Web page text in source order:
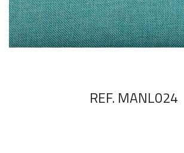
REF. MANL024